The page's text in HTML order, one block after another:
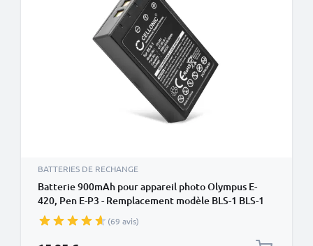
BATTERIES DE RECHANGE
Batterie 900mAh pour appareil photo Olympus E-
420, Pen E-P3 - Remplacement modèle BLS-1 BLS-1
(69 avis)